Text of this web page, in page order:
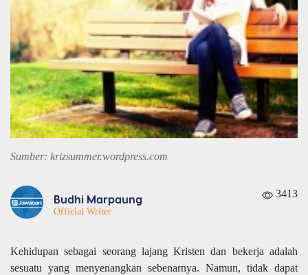
Sumber: krizsummer.wordpress.com
Budhi Marpaung
Official Writer
3413
Kehidupan sebagai seorang lajang Kristen dan bekerja adalah
sesuatu yang menyenangkan sebenarnya. Namun, tidak dapat